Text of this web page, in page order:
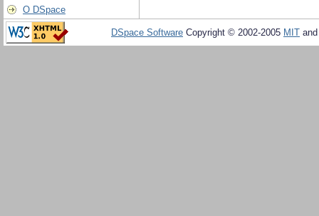
О DSpace
DSpace Software Copyright © 2002-2005 MIT